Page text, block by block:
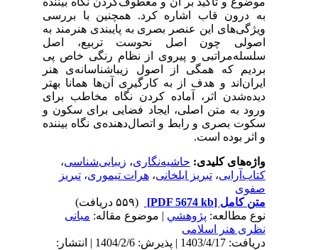
به درون قاب اشاره کرد. همچنین با بررسی
ویژگی‌های این عنصر بصری به پایبندی هنرمند به
اصولی چون اصل نحوست تربیع، اصل
سلسله‌مراتبی و پیروی از نظام رنگی خاص پی
بردیم که همگی از اصول زیباشناسانه‌ی هنر
ایران‌اند و هدف از به کارگیری آن‌ها همانا بهتر
دیده‌شدن اثر، آماده کردن نگاه مخاطب برای
ورود به متن اصلی، ایجاد فضایی برای سکون و
سکوت بصری و رابط و اتصال‌دهنده‌ی نگاه بیننده
و اثر بوده است.
واژه‌های کلیدی:حاشیه‌نگاری،زیبایی‌شناسی،
کتاب‌آرایی،تبریز ایلخانی، هرات تیموری، تبریز
متن کامل[PDF 5674 kb]
(۵۵۹ دریافت)
نوع مطالعه: پژوهشي | موضوع مقاله:مبانی
نظری هنر اسلامی
دریافت: 1403/4/17 | پذیرش: 1404/2/6 | انتشار: